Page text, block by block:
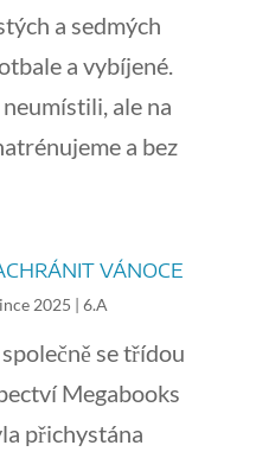
a sedmých
a vybíjené.
ale na
a bez
VÁNOCE
2025 | 6.A
se třídou
Megabooks
přichystána